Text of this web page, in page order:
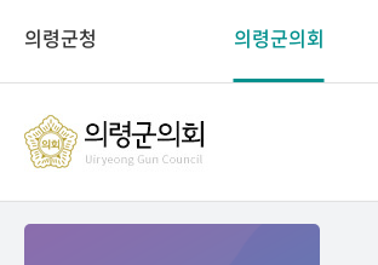
의령군청 의령군의회